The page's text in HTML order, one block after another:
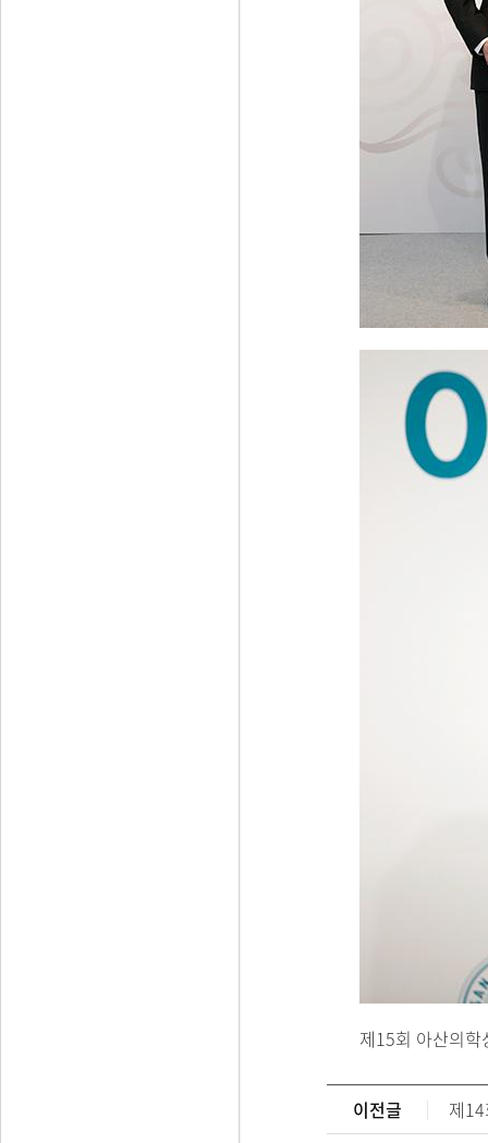
제15회 아산의학
이전글
제